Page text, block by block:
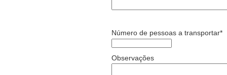
Número de pessoas a transportar*
Observações